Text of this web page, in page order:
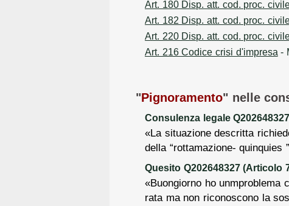
Art. 180 Disp. att. cod. proc.
Art. 182 Disp. att. cod. proc.
Art. 220 Disp. att. cod. proc.
Art. 216 Codice crisi d'impresa -
"Pignoramento" nelle
Consulenza legale
«La situazione descritta
della “rottamazione- quinquies
Quesito Q202648327 (Articolo
«Buongiorno ho unmproblema
rata ma non riconoscono la